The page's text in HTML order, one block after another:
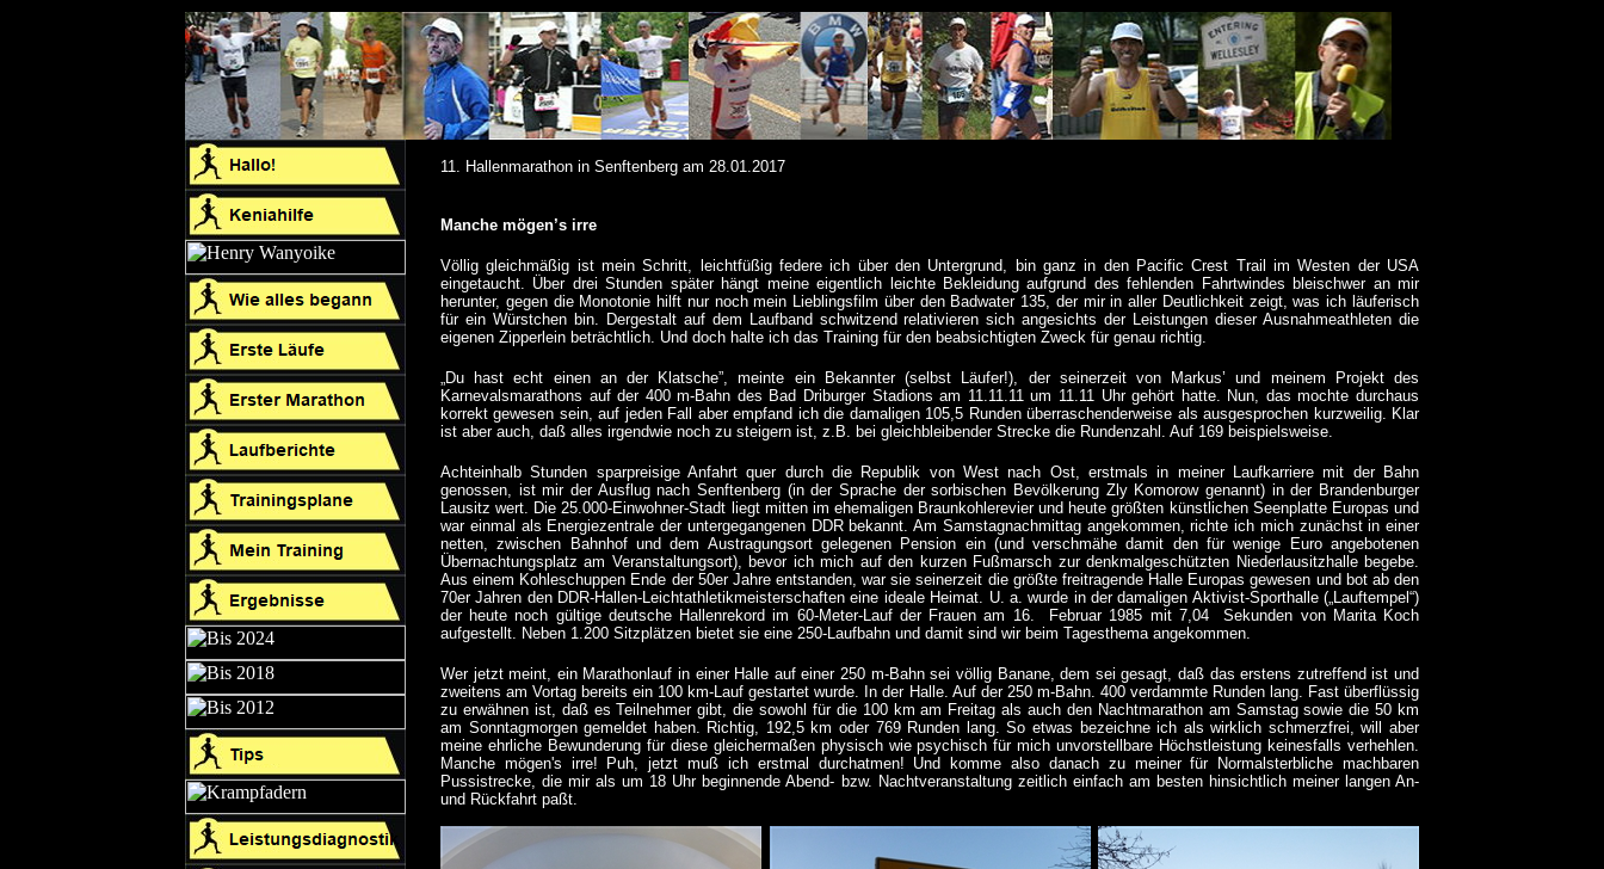
11. Hallenmarathon in Senftenberg am 28.01.2017
Manche mögen’s irre
Völlig gleichmäßig ist mein Schritt, leichtfüßig federe ich über den Untergrund, bin ganz in den Pacific Crest Trail im Westen der USA
eingetaucht. Über drei Stunden später hängt meine eigentlich leichte Bekleidung aufgrund des fehlenden Fahrtwindes bleischwer an mir
herunter, gegen die Monotonie hilft nur noch mein Lieblingsfilm über den Badwater 135, der mir in aller Deutlichkeit zeigt, was ich läuferisch
für ein Würstchen bin. Dergestalt auf dem Laufband schwitzend relativieren sich angesichts der Leistungen dieser Ausnahmeathleten die
eigenen Zipperlein beträchtlich. Und doch halte ich das Training für den beabsichtigten Zweck für genau richtig.
„Du hast echt einen an der Klatsche”, meinte ein Bekannter (selbst Läufer!), der seinerzeit von Markus’ und meinem Projekt des
Karnevalsmarathons auf der 400 m-Bahn des Bad Driburger Stadions am 11.11.11 um 11.11 Uhr gehört hatte. Nun, das mochte durchaus
korrekt gewesen sein, auf jeden Fall aber empfand ich die damaligen 105,5 Runden überraschenderweise als ausgesprochen kurzweilig. Klar
ist aber auch, daß alles irgendwie noch zu steigern ist, z.B. bei gleichbleibender Strecke die Rundenzahl. Auf 169 beispielsweise.
Achteinhalb Stunden sparpreisige Anfahrt quer durch die Republik von West nach Ost, erstmals in meiner Laufkarriere mit der Bahn
genossen, ist mir der Ausflug nach Senftenberg (in der Sprache der sorbischen Bevölkerung Zly Komorow genannt) in der Brandenburger
Lausitz wert. Die 25.000-Einwohner-Stadt liegt mitten im ehemaligen Braunkohlerevier und heute größten künstlichen Seenplatte Europas und
war einmal als Energiezentrale der untergegangenen DDR bekannt. Am Samstagnachmittag angekommen, richte ich mich zunächst in einer
netten, zwischen Bahnhof und dem Austragungsort gelegenen Pension ein (und verschmähe damit den für wenige Euro angebotenen
Übernachtungsplatz am Veranstaltungsort), bevor ich mich auf den kurzen Fußmarsch zur denkmalgeschützten Niederlausitzhalle begebe.
Aus einem Kohleschuppen Ende der 50er Jahre entstanden, war sie seinerzeit die größte freitragende Halle Europas gewesen und bot ab den
70er Jahren den DDR-Hallen-Leichtathletikmeisterschaften eine ideale Heimat. U. a. wurde in der damaligen Aktivist-Sporthalle („Lauftempel“)
der heute noch gültige deutsche Hallenrekord im 60-Meter-Lauf der Frauen am 16. Februar 1985 mit 7,04 Sekunden von Marita Koch
aufgestellt. Neben 1.200 Sitzplätzen bietet sie eine 250-Laufbahn und damit sind wir beim Tagesthema angekommen.
Wer jetzt meint, ein Marathonlauf in einer Halle auf einer 250 m-Bahn sei völlig Banane, dem sei gesagt, daß das erstens zutreffend ist und
zweitens am Vortag bereits ein 100 km-Lauf gestartet wurde. In der Halle. Auf der 250 m-Bahn. 400 verdammte Runden lang. Fast überflüssig
zu erwähnen ist, daß es Teilnehmer gibt, die sowohl für die 100 km am Freitag als auch den Nachtmarathon am Samstag sowie die 50 km
am Sonntagmorgen gemeldet haben. Richtig, 192,5 km oder 769 Runden lang. So etwas bezeichne ich als wirklich schmerzfrei, will aber
meine ehrliche Bewunderung für diese gleichermaßen physisch wie psychisch für mich unvorstellbare Höchstleistung keinesfalls verhehlen.
Manche mögen's irre! Puh, jetzt muß ich erstmal durchatmen! Und komme also danach zu meiner für Normalsterbliche machbaren
Pussistrecke, die mir als um 18 Uhr beginnende Abend- bzw. Nachtveranstaltung zeitlich einfach am besten hinsichtlich meiner langen An-
und Rückfahrt paßt.